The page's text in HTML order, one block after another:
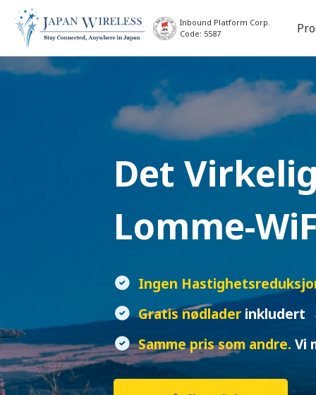
Inbound Platform Corp.
Code: 5587
Det
Lomme-
Ingen
Gratis nødlader inkludert
Samme pris som andre. Vi